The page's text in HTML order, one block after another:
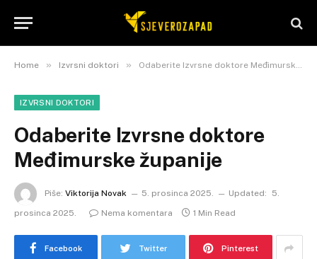
Home » Izvrsni doktori » Odaberite Izvrsne doktore Međimurske županije
IZVRSNI DOKTORI
Odaberite Izvrsne doktore
Međimurske županije
Piše: Viktorija Novak 5. prosinca 2025. Updated:
5.
prosinca 2025.
Nema komentara 1 Min Read
Facebook Twitter Pinterest